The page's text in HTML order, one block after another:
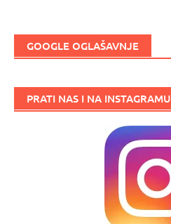
GOOGLE OGLAŠAVNJE
PRATI NAS I NA INSTAGRAMU